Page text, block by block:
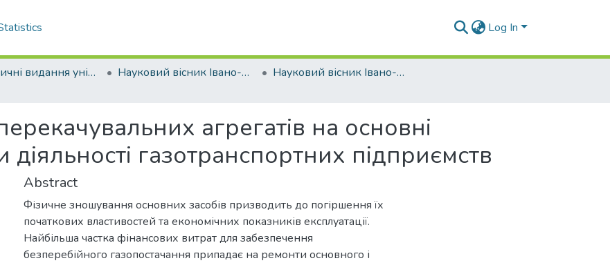
Log In
Періодичні видання університету Науковий вісник Івано-Франківського національного технічного університету нафти і газу
Науковий вісник Івано-Франківського національного технічного університету нафти і газу - 2011 - №1
агрегатів на основні
діяльності газотранспортних підприємств
Abstract
Фізичне зношування основних засобів призводить до погіршення їх
початкових властивостей та економічних показників експлуатації.
Найбільша частка фінансових витрат для забезпечення
безперебійного газопостачання припадає на ремонти основного і